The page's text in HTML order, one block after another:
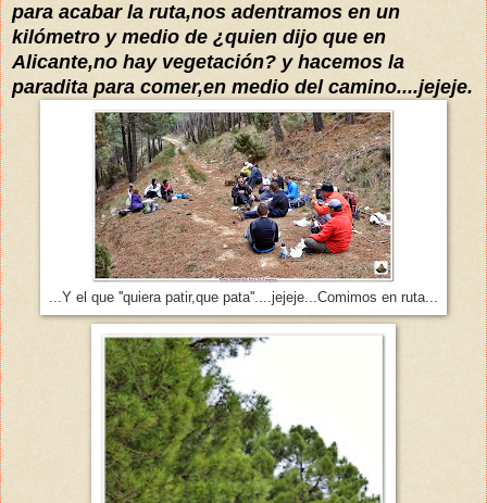
para acabar la ruta,nos adentramos en un
kilómetro y medio de ¿quien dijo que en
Alicante,no hay vegetación? y hacemos la
paradita para comer,en medio del camino....jejeje.
...Y el que ''quiera patir,que pata''....jejeje...Comimos en ruta...